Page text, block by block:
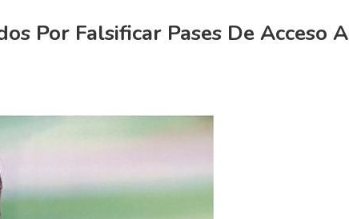
Por Falsificar Pases De Acceso A